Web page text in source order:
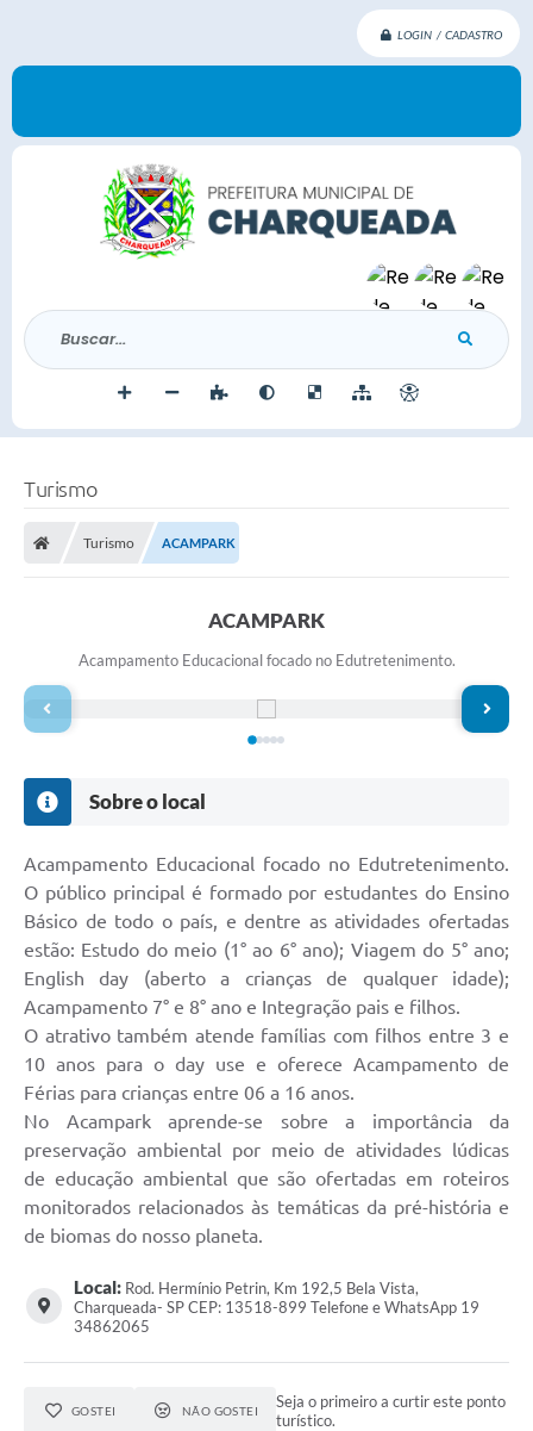
LOGIN / CADASTRO
Buscar...
Turismo
Turismo ACAMPARK
ACAMPARK
Acampamento Educacional focado no Edutretenimento.
Sobre o local
Acampamento Educacional focado no Edutretenimento.
O público principal é formado por estudantes do Ensino
Básico de todo o país, e dentre as atividades ofertadas
estão: Estudo do meio (1° ao 6° ano); Viagem do 5° ano;
English day (aberto a crianças de qualquer idade);
Acampamento 7° e 8° ano e Integração pais e filhos.
O atrativo também atende famílias com filhos entre 3 e
10 anos para o day use e oferece Acampamento de
Férias para crianças entre 06 a 16 anos.
No Acampark aprende-se sobre a importância da
preservação ambiental por meio de atividades lúdicas
de educação ambiental que são ofertadas em roteiros
monitorados relacionados às temáticas da pré-história e
de biomas do nosso planeta.
Local: Rod. Hermínio Petrin, Km 192,5 Bela Vista,
Charqueada- SP CEP: 13518-899 Telefone e WhatsApp 19
34862065
GOSTEI NÃO GOSTEI
Seja o primeiro a curtir este ponto
turístico.